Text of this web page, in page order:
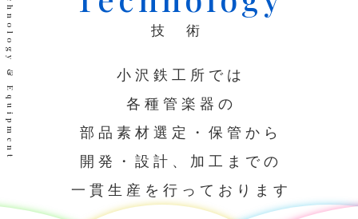
Technology & Equipment 技 術
小沢鉄工所では
各種管楽器の
部品素材選定・保管から
開発・設計、加工までの
一貫生産を行っております